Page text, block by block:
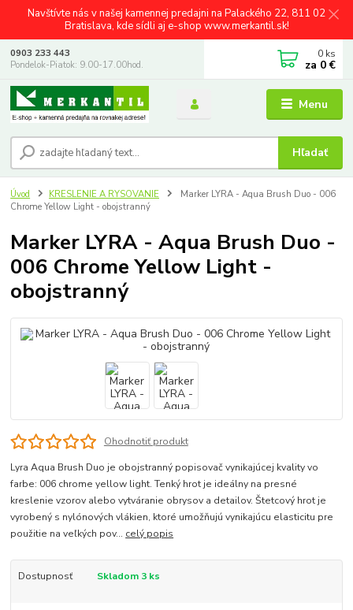
Navštívte nás v našej kamennej predajni na Palackého 22, 811 02
Bratislava, kde sídli aj e-shop www.merkantil.sk!
Menu
Hľadať
0903 233 443
Pondelok-Piatok: 9.00-17.00hod.
0 ks
za 0 €
Úvod KRESLENIE A RYSOVANIE
Marker LYRA - Aqua Brush Duo - 006
Chrome Yellow Light - obojstranný
Marker LYRA - Aqua Brush Duo -
006 Chrome Yellow Light -
obojstranný
Ohodnotiť produkt
Lyra Aqua Brush Duo je obojstranný popisovač vynikajúcej kvality vo
farbe: 006 chrome yellow light. Tenký hrot je ideálny na presné
kreslenie vzorov alebo vytváranie obrysov a detailov. Štetcový hrot je
vyrobený s nylónových vlákien, ktoré umožňujú vynikajúcu elasticitu pre
použitie na veľkých pov... celý popis
Dostupnosť Skladom 3 ks